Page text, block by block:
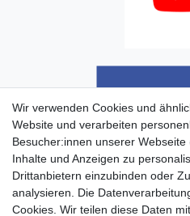
Wir verwenden Cookies und
Website und verarbeiten
Besucher:innen unserer Webseite
Inhalte und Anzeigen zu
Drittanbietern einzubinden oder
analysieren. Die
Cookies. Wir teilen diese Daten